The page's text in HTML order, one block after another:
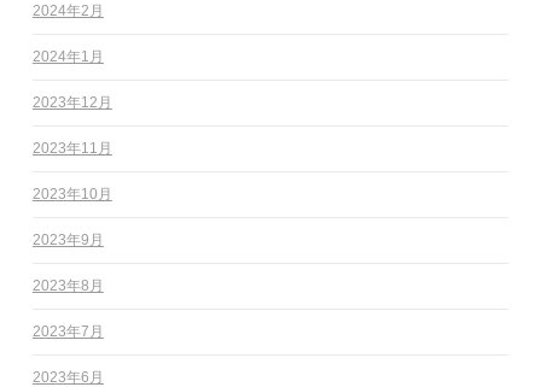
2024年2月
2024年1月
2023年12月
2023年11月
2023年10月
2023年9月
2023年8月
2023年7月
2023年6月